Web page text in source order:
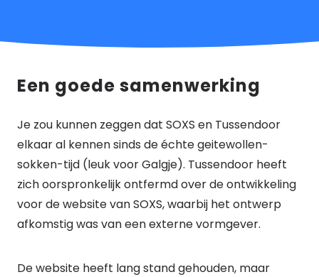
Een goede samenwerking
Je zou kunnen zeggen dat SOXS en Tussendoor
elkaar al kennen sinds de échte geitewollen-
sokken-tijd (leuk voor Galgje). Tussendoor heeft
zich oorspronkelijk ontfermd over de ontwikkeling
voor de website van SOXS, waarbij het ontwerp
afkomstig was van een externe vormgever.
De website heeft lang stand gehouden, maar